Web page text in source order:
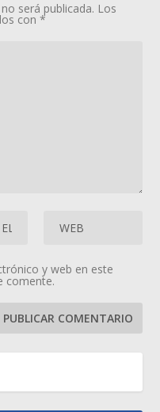
será publicada. Los
con*
y web en este
comente.